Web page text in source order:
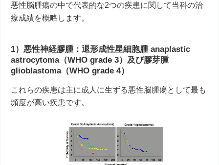
悪性脳腫瘍の中で代表的な2つの疾患に関して当科の治
療成績を概略します。
1）悪性神経膠腫：退形成性星細胞腫 anaplastic
astrocytoma（WHO grade 3）及び膠芽腫
glioblastoma（WHO grade 4）
これらの疾患は主に成人に生ずる悪性脳腫瘍として最も
頻度が高い疾患です。